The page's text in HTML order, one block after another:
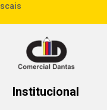
Institucional